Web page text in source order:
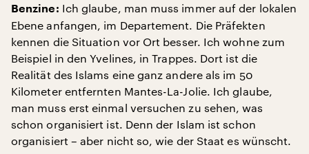
Benzine: Ich glaube, man muss immer auf der lokalen
Ebene anfangen, im Departement. Die Präfekten
kennen die Situation vor Ort besser. Ich wohne zum
Beispiel in den Yvelines, in Trappes. Dort ist die
Realität des Islams eine ganz andere als im 50
Kilometer entfernten Mantes-La-Jolie. Ich glaube,
man muss erst einmal versuchen zu sehen, was
schon organisiert ist. Denn der Islam ist schon
organisiert – aber nicht so, wie der Staat es wünscht.